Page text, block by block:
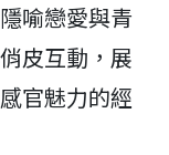
喻戀愛與青
皮互動，展
官魅力的經